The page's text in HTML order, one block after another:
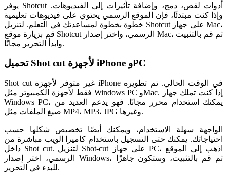
يوفر Shotcut أدوات لقص، دمج، وإضافة تأثيرات إلى الفيديوهات.
وإذا كنت مبتدئًا، فإن الموقع الرسمي يحتوي على فيديوهات تعليمية
خطوة بخطوة لمساعدتك في التعلم. لتنزيل Shotcut على جهاز Mac،
قم بزيارة موقع Shotcut الرسمي، واختر إصدار Mac، ثم قم بالتثبيت
وابدأ التحرير مجانًا.
تحميل Shot cut لأجهزة iPhone وPC
Shot cut غير متوفر لأجهزة iPhone في الوقت الحالي. تم تطويره
فقط لأجهزة الكمبيوتر مثل Windows PC وMac. إذا كنت تملك جهاز
Windows PC، يمكنك استخدام محرر مجانًا. فهو يدعم العديد من
صيغ الملفات مثل MP4، MP3، JPG وغيرها.
الواجهة سهلة الاستخدام، ويمكنك أيضًا تخصيص شكلها حسب
احتياجاتك. يمكنك حتى التسجيل باستخدام كاميرا الويب مباشرة من
داخل Shot cut. لتنزيل Shot-cut على جهاز PC، اذهب إلى الموقع
الرسمي، اختر إصدار Windows، ثم قم بالتثبيت، وستكون جاهزًا
للبدء في التحرير.